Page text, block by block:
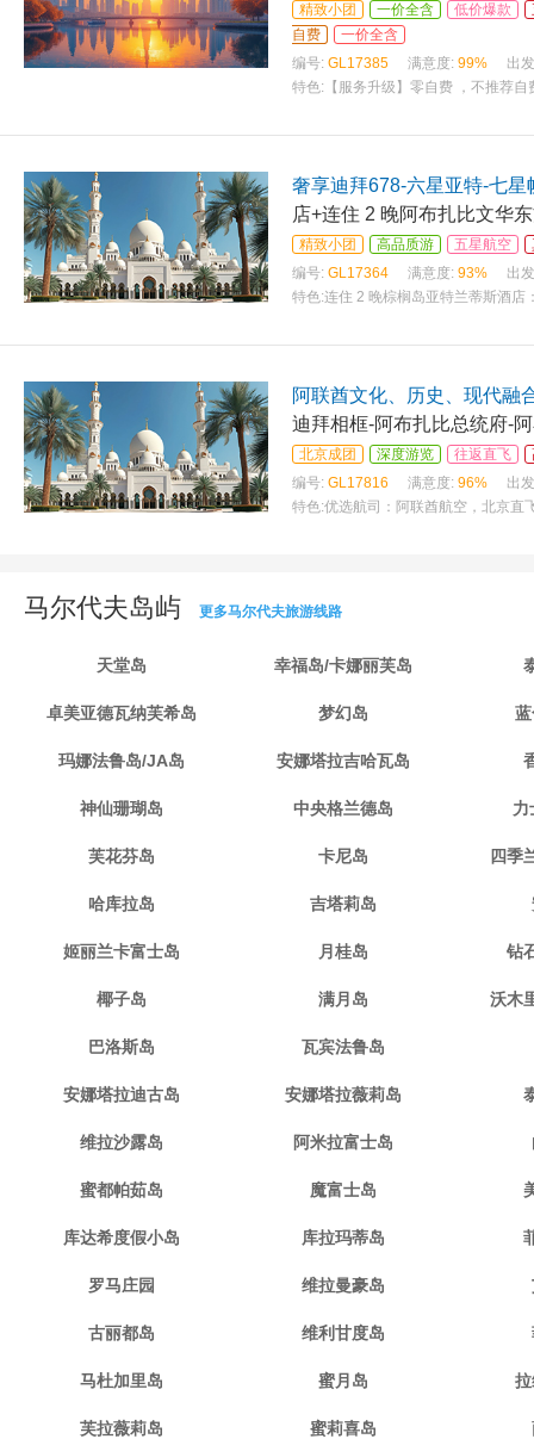
精致小团 一价全含 低价爆款
自费
一价全含
编号: GL17385 满意度: 99%
出
特色: 【服务升级】零自费 ，不推荐
奢享迪拜678-六星亚特-七
店+连住 2 晚阿布扎比文华
精致小团 高品质游 五星航空
编号: GL17364 满意度: 93%
出
特色:连住 2 晚棕榈岛亚特兰蒂斯酒店
阿联酋文化、历史、现代融
迪拜相框-阿布扎比总统府-
北京成团 深度游览 往返直飞
编号: GL17816 满意度: 96%
出
特色:优选航司：阿联酋航空，北京直
马尔代夫岛屿 更多马尔代夫旅游线路
天堂岛 幸福岛/卡娜丽芙岛
卓美亚德瓦纳芙希岛 梦幻岛
玛娜法鲁岛/JA岛 安娜塔拉吉哈瓦岛
神仙珊瑚岛 中央格兰德岛 力
芙花芬岛 卡尼岛 四季
哈库拉岛 吉塔莉岛
姬丽兰卡富士岛 月桂岛 钻
椰子岛 满月岛 沃木
巴洛斯岛 瓦宾法鲁岛
安娜塔拉迪古岛 安娜塔拉薇莉岛
维拉沙露岛 阿米拉富士岛
蜜都帕茹岛 魔富士岛
库达希度假小岛 库拉玛蒂岛
罗马庄园 维拉曼豪岛
古丽都岛 维利甘度岛
马杜加里岛 蜜月岛
芙拉薇莉岛 蜜莉喜岛